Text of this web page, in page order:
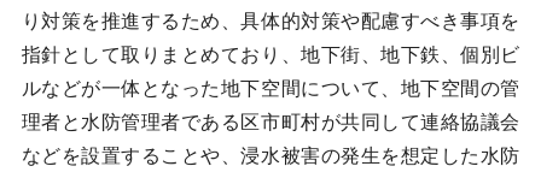
り対策を推進するため、具体的対策や配慮すべき事項を
指針として取りまとめており、地下街、地下鉄、個別ビ
ルなどが一体となった地下空間について、地下空間の管
理者と水防管理者である区市町村が共同して連絡協議会
などを設置することや、浸水被害の発生を想定した水防